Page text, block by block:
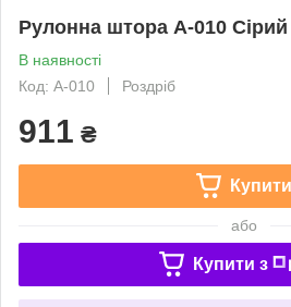
Рулонна штора А-010 Сірий
В наявності
Код: А-010
Роздріб
911 ₴
Купити
або
Купити з